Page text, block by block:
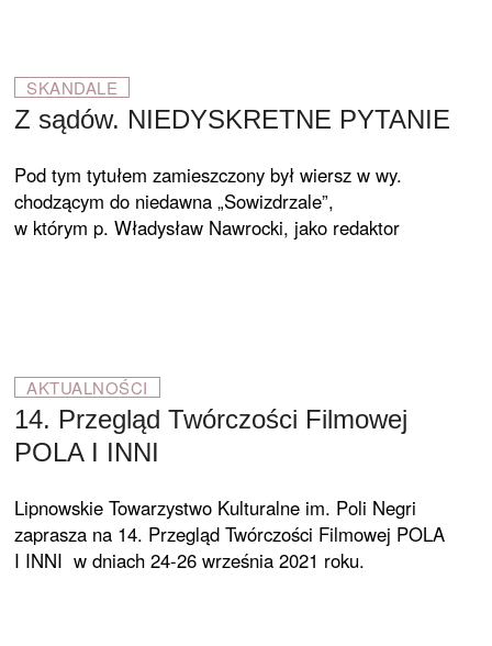
SKANDALE
Z sądów. NIEDYSKRETNE PYTANIE
Pod tym tytułem zamieszczony był wiersz w wy.
chodzącym do niedawna „Sowizdrzale”,
w którym p. Władysław Nawrocki, jako redaktor
AKTUALNOŚCI
14. Przegląd Twórczości Filmowej
POLA I INNI
Lipnowskie Towarzystwo Kulturalne im. Poli Negri
zaprasza na 14. Przegląd Twórczości Filmowej POLA
I INNI w dniach 24-26 września 2021 roku.